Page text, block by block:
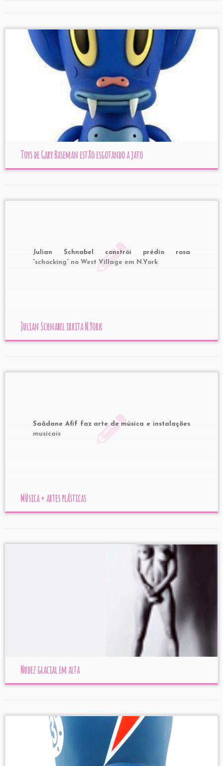
Toys de Gary Baseman estão esgotando a jato
Julian Schnabel constrói prédio rosa
“schocking” no West Village em N.York
Julian Schnabel irrita N.York
Saâdane Afif faz arte de música e instalações
musicais
Música + artes plásticas
Nudez glacial em alta